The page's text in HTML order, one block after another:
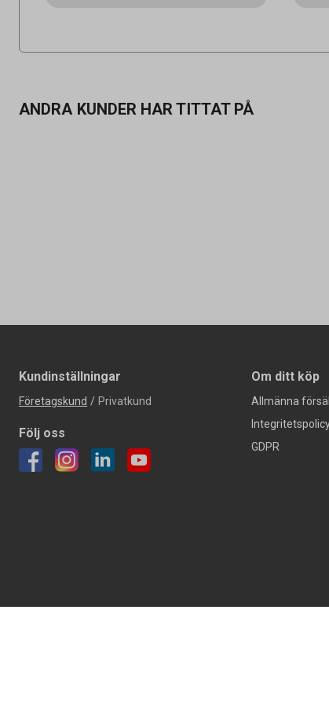
ANDRA KUNDER HAR TITTAT PÅ
Kundinställningar
Företagskund / Privatkund
Följ oss
Om ditt köp
Allmänna
GDPR